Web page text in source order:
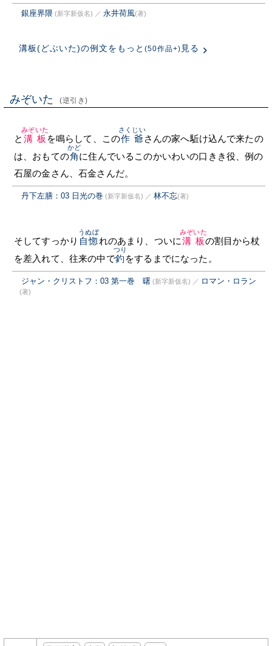
銀座界隈 (新字新仮名) ／ 永井荷風(著)
溝板(どぶいた)の例文をもっと (50作品+) 見る
みぞいた (逆引き)
と 溝板
みぞいた
を鳴らして、この作爺
さくじい
さんの家へ駈け込んで来たの
は、おもての角
かど
に住んでいるこのかいわいの口きき役、例の
石屋の金さん、石金さんだ。
丹下左膳：03 日光の巻 (新字新仮名) ／ 林不忘(著)
そしてすっかり 自惚
うぬぼ
れのあまり、ついに溝板
みぞいた
の割目から杖
を差入れて、往来の中で釣
つり
をするまでになった。
ジャン・クリストフ：03 第一巻 曙 (新字新仮名) ／ ロマン・ロラン
(著)